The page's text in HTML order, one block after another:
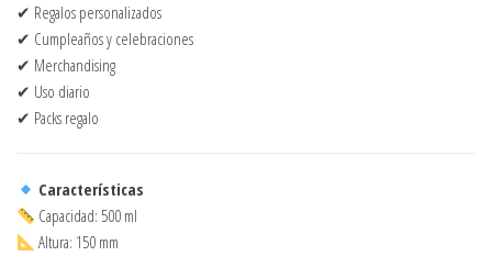
✔ Regalos personalizados
✔ Cumpleaños y celebraciones
✔ Merchandising
✔ Uso diario
✔ Packs regalo
Características
Capacidad: 500 ml
Altura: 150 mm